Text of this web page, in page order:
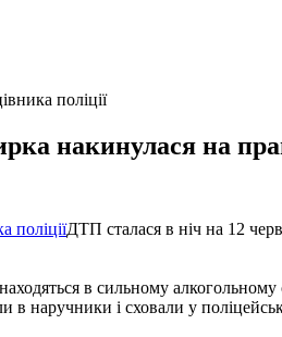
поліції
накинулася на
ДТП сталася в ніч на 12
в сильному
наручники і сховали у